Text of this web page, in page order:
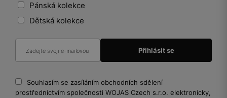
Pánská kolekce
Dětská kolekce
Souhlasím se zasíláním obchodních sdělení
prostřednictvím společnosti WOJAS Czech s.r.o. elektronicky,